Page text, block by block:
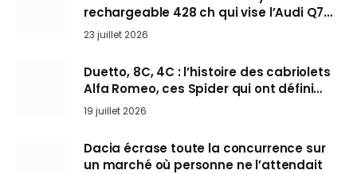
rechargeable 428 ch qui vise l’Audi Q7
arrive en Europe cet automne
23 juillet 2026
Duetto, 8C, 4C : l’histoire des cabriolets
Alfa Romeo, ces Spider qui ont défini
l’art de rouler cheveux au vent
19 juillet 2026
Dacia écrase toute la concurrence sur
un marché où personne ne l’attendait